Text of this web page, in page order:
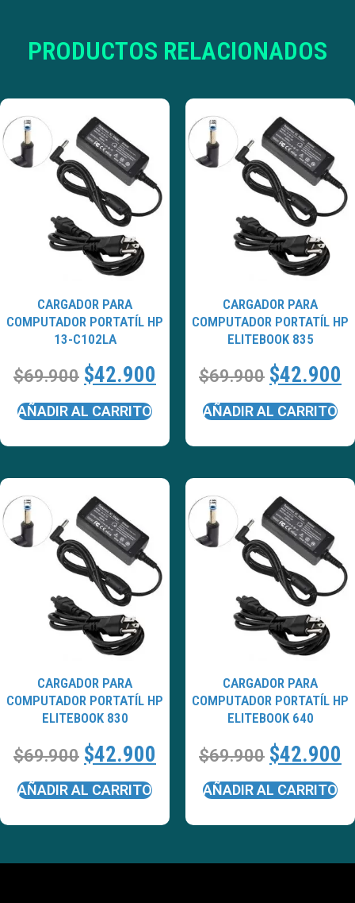
PRODUCTOS RELACIONADOS
CARGADOR PARA
COMPUTADOR PORTATÍL HP
13-C102LA
$69.900 $42.900
AÑADIR AL CARRITO
CARGADOR PARA
COMPUTADOR PORTATÍL HP
ELITEBOOK 835
$69.900 $42.900
AÑADIR AL CARRITO
CARGADOR PARA
COMPUTADOR PORTATÍL HP
ELITEBOOK 830
$69.900 $42.900
AÑADIR AL CARRITO
CARGADOR PARA
COMPUTADOR PORTATÍL HP
ELITEBOOK 640
$69.900 $42.900
AÑADIR AL CARRITO